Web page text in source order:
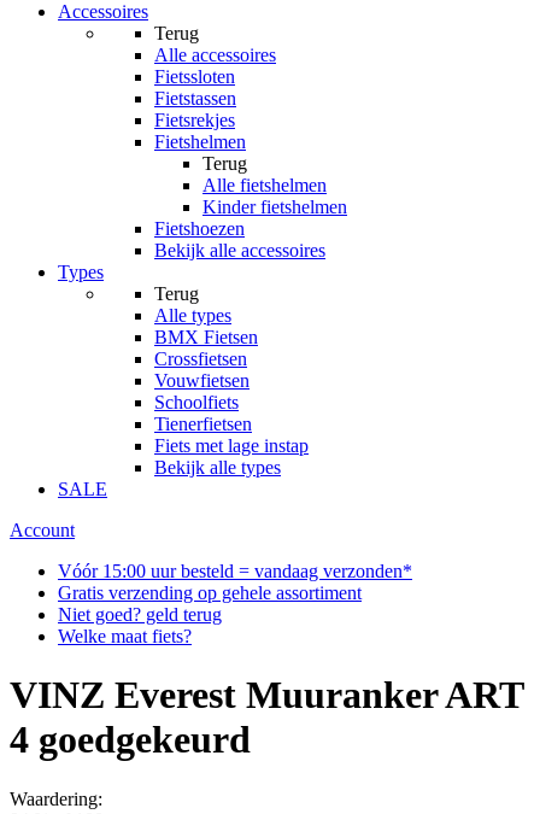
Accessoires
Terug
Alle accessoires
Fietssloten
Fietstassen
Fietsrekjes
Fietshelmen
Terug
Alle fietshelmen
Kinder fietshelmen
Fietshoezen
Bekijk alle accessoires
Types
Terug
Alle types
BMX Fietsen
Crossfietsen
Vouwfietsen
Schoolfiets
Tienerfietsen
Fiets met lage instap
Bekijk alle types
SALE
Account
Vóór 15:00 uur besteld = vandaag verzonden*
Gratis verzending op gehele assortiment
Niet goed? geld terug
Welke maat fiets?
VINZ Everest Muuranker ART
4 goedgekeurd
Waardering: